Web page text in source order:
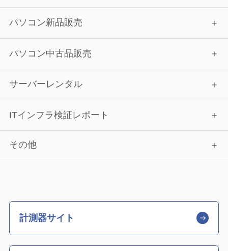
パソコン新品販売
パソコン中古品販売
サーバーレンタル
ITインフラ検証レポート
その他
計測器サイト